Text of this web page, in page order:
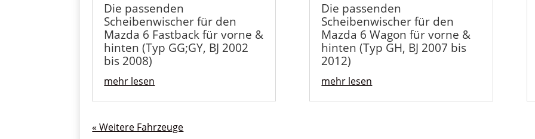
Die passenden
Scheibenwischer für den
Mazda 6 Fastback für vorne &
hinten (Typ GG;GY, BJ 2002
bis 2008)
mehr lesen
Die passenden
Scheibenwischer für den
Mazda 6 Wagon für vorne &
hinten (Typ GH, BJ 2007 bis
2012)
mehr lesen